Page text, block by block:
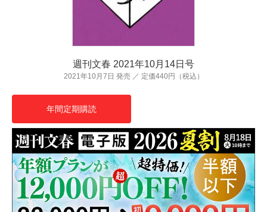
週刊文春 2021年10月14日号
2021年10月7日 発売 ／ 定価440円（税込）
年間定期購読